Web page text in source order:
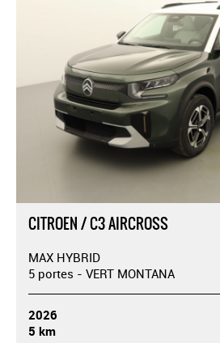
CITROEN / C3 AIRCROSS
MAX HYBRID
5 portes - VERT MONTANA
2026
5 km